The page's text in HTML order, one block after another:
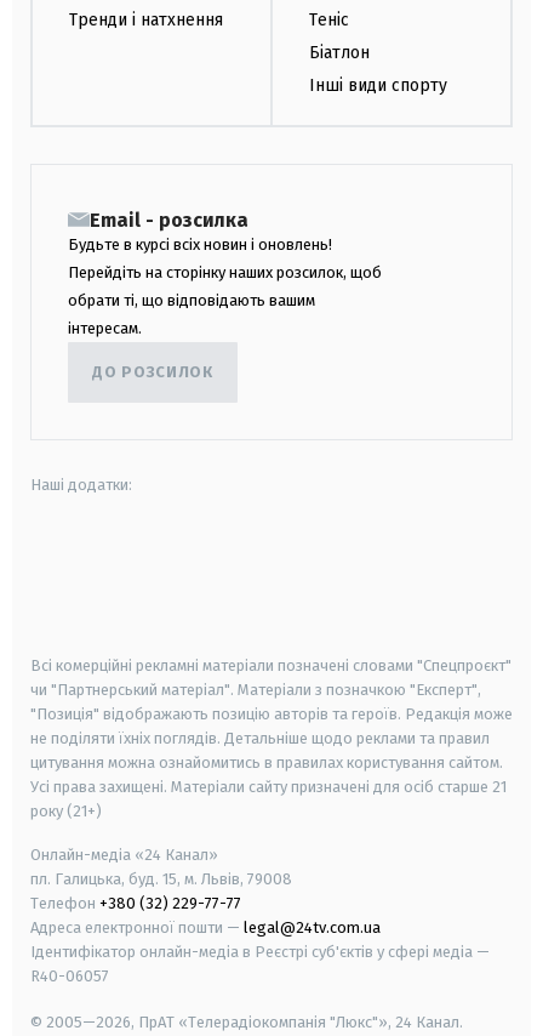
Тренди і натхнення
Теніс
Біатлон
Інші види спорту
Email - розсилка
Будьте в курсі всіх новин і оновлень!
Перейдіть на сторінку наших розсилок, щоб
обрати ті, що відповідають вашим
інтересам.
ДО РОЗСИЛОК
Наші додатки:
Всі комерційні рекламні матеріали позначені словами "Спецпроєкт"
чи "Партнерський матеріал". Матеріали з позначкою "Експерт",
"Позиція" відображають позицію авторів та героїв. Редакція може
не поділяти їхніх поглядів. Детальніше щодо реклами та правил
цитування можна ознайомитись в правилах користування сайтом.
Усі права захищені. Матеріали сайту призначені для осіб старше 21
року (21+)
Онлайн-медіа «24 Канал»
пл. Галицька, буд. 15, м. Львів, 79008
Телефон +380 (32) 229-77-77
Адреса електронної пошти — legal@24tv.com.ua
Ідентифікатор онлайн-медіа в Реєстрі суб'єктів у сфері медіа —
R40-06057
© 2005—2026, ПрАТ «Телерадіокомпанія "Люкс"», 24 Канал.